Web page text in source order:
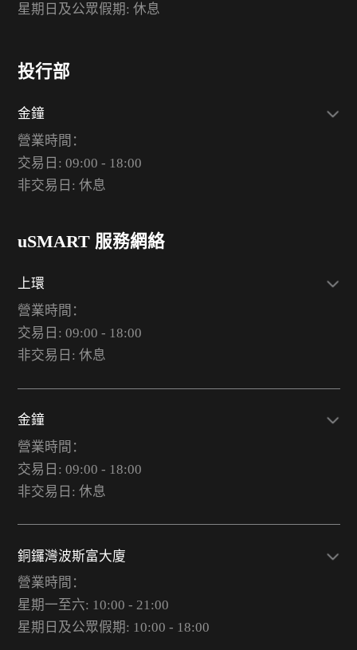
星期日及公眾假期: 休息
投行部
金鐘
營業時間：
交易日: 09:00 - 18:00
非交易日: 休息
uSMART 服務網絡
上環
營業時間：
交易日: 09:00 - 18:00
非交易日: 休息
金鐘
營業時間：
交易日: 09:00 - 18:00
非交易日: 休息
銅鑼灣波斯富大廈
營業時間：
星期一至六: 10:00 - 21:00
星期日及公眾假期: 10:00 - 18:00